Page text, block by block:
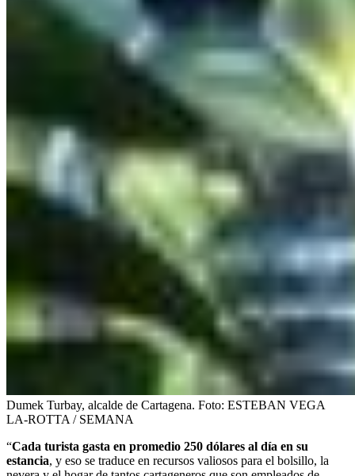
Dumek Turbay, alcalde de Cartagena. Foto: ESTEBAN VEGA
LA-ROTTA / SEMANA
“Cada turista gasta en promedio 250 dólares al día en su
estancia, y eso se traduce en recursos valiosos para el bolsillo, la